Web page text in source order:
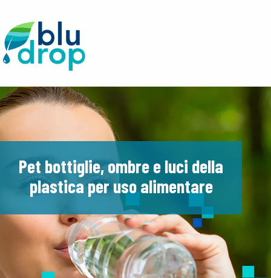
Pet bottiglie, ombre e luci della
plastica per uso alimentare